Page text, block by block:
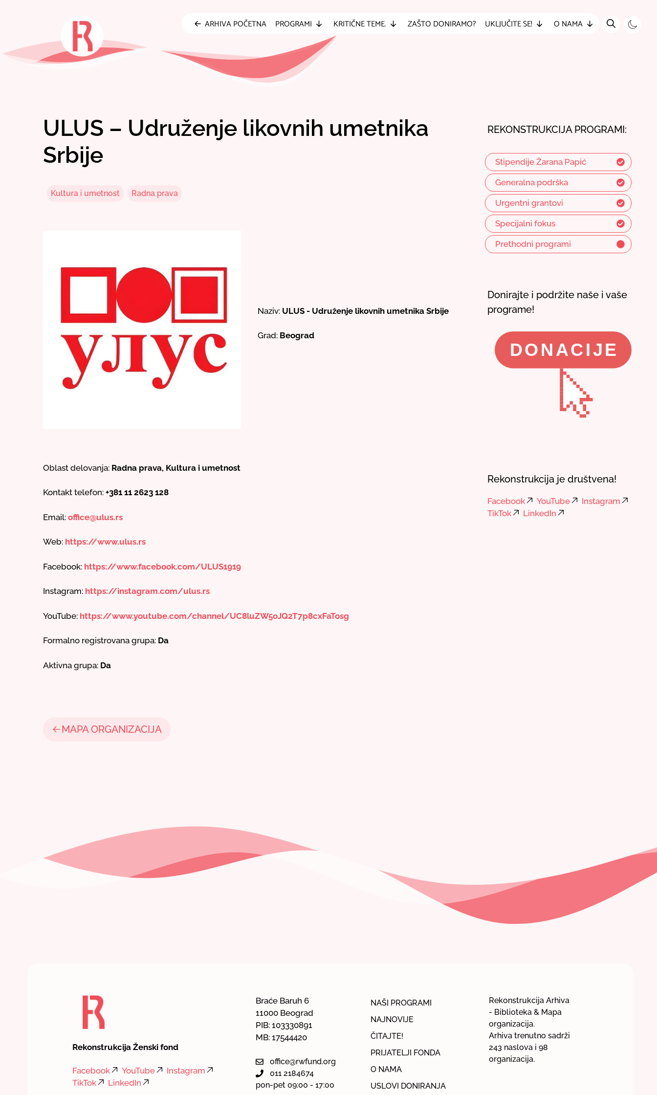
ARHIVA POČETNA PROGRAMI KRITIČNE TEME. ZAŠTO DONIRAMO? UKLJUČITE SE! O NAMA
ULUS – Udruženje likovnih umetnika
Srbije
Kultura i umetnost Radna prava
Naziv: ULUS - Udruženje likovnih umetnika Srbije
Grad: Beograd
Oblast delovanja: Radna prava, Kultura i umetnost
Kontakt telefon: +381 11 2623 128
Email: office@ulus.rs
Web: https://www.ulus.rs
Facebook: https://www.facebook.com/ULUS1919
Instagram: https://instagram.com/ulus.rs
YouTube: https://www.youtube.com/channel/UC8luZW5oJQ2T7p8cxFaTosg
Formalno registrovana grupa: Da
Aktivna grupa: Da
MAPA ORGANIZACIJA
REKONSTRUKCIJA PROGRAMI:
Stipendije Žarana Papić
Generalna podrška
Urgentni grantovi
Specijalni fokus
Prethodni programi
Donirajte i podržite naše i vaše
programe!
Rekonstrukcija je društvena!
Facebook YouTube
Instagram
TikTok
LinkedIn
Rekonstrukcija Ženski fond
Facebook YouTube
Instagram
TikTok
LinkedIn
Braće Baruh 6
11000 Beograd
PIB: 103330891
MB: 17544420
office@rwfund.org
011 2184674
pon-pet 09:00 - 17:00
NAŠI PROGRAMI
NAJNOVIJE
ČITAJTE!
PRIJATELJI FONDA
O NAMA
USLOVI DONIRANJA
Rekonstrukcija Arhiva
- Biblioteka & Mapa
organizacija.
Arhiva trenutno sadrži
243 naslova i 98
organizacija.